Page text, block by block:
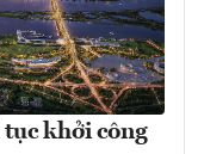
khởi công